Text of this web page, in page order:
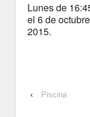
Lunes de
el 6 de
2015.
‹ Piscina